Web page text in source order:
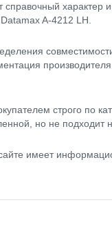
A-4212 LH.
строго по
но не
имеет